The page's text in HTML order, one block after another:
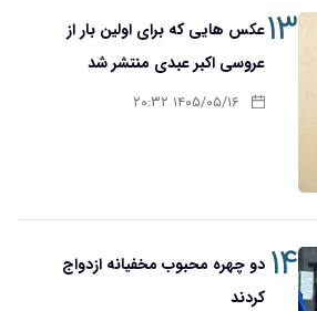
۱۳عکس هایی که برای اولین بار از
عروسی اکبر عبدی منتشر شد
۱۴۰۵/۰۵/۱۶ ۲۰:۳۲
۱۴ دو چهره محبوب مخفیانه ازدواج
کردند